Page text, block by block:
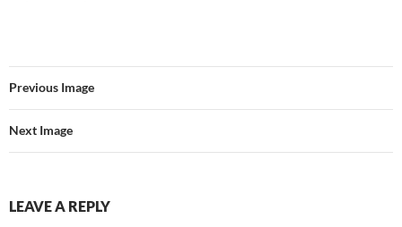
Previous Image
Next Image
LEAVE A REPLY